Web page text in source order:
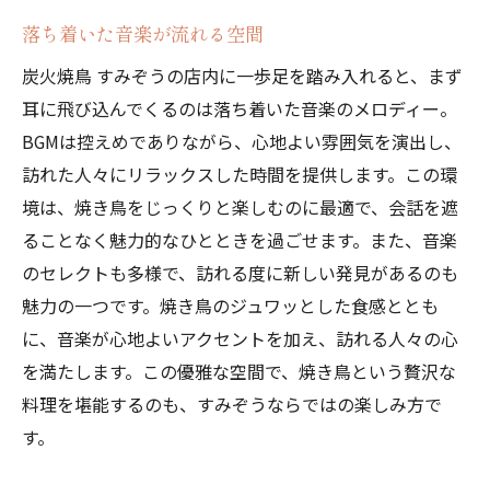
落ち着いた音楽が流れる空間
炭火焼鳥 すみぞうの店内に一歩足を踏み入れると、まず
耳に飛び込んでくるのは落ち着いた音楽のメロディー。
BGMは控えめでありながら、心地よい雰囲気を演出し、
訪れた人々にリラックスした時間を提供します。この環
境は、焼き鳥をじっくりと楽しむのに最適で、会話を遮
ることなく魅力的なひとときを過ごせます。また、音楽
のセレクトも多様で、訪れる度に新しい発見があるのも
魅力の一つです。焼き鳥のジュワッとした食感ととも
に、音楽が心地よいアクセントを加え、訪れる人々の心
を満たします。この優雅な空間で、焼き鳥という贅沢な
料理を堪能するのも、すみぞうならではの楽しみ方で
す。